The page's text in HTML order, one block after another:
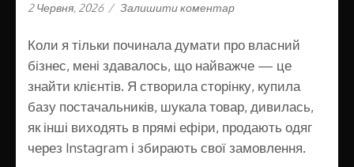
2 Червня, 2026 / Залишити коментар
Коли я тільки починала думати про власний
бізнес, мені здавалось, що найважче — це
знайти клієнтів. Я створила сторінку, купила
базу постачальників, шукала товар, дивилась,
як інші виходять в прямі ефіри, продають одяг
через Instagram і збирають свої замовлення.